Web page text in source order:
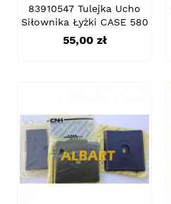
83910547 Tulejka Ucho
Siłownika Łyżki CASE 580
Cena
55,00 zł